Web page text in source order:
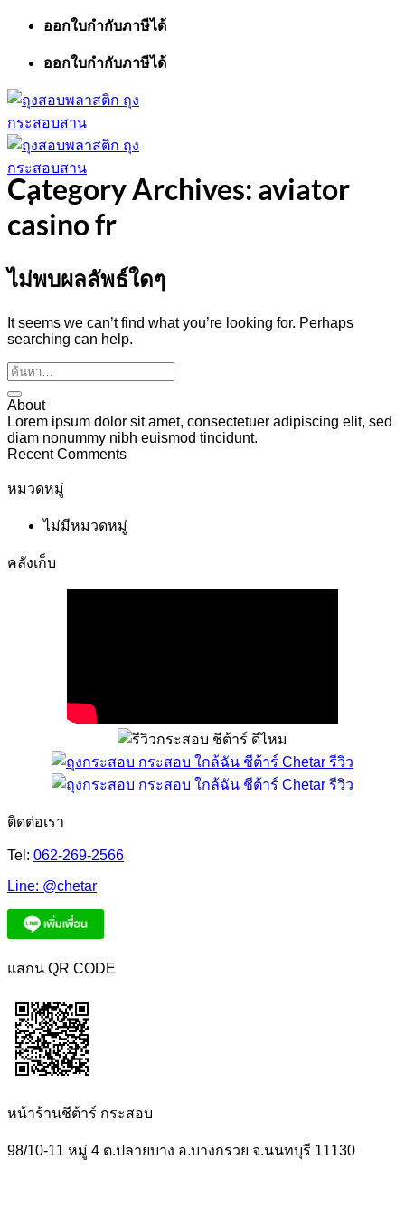
ข้าม
เนื้อหา
ออกใบกำกับภาษีได้
ออกใบกำกับภาษีได้
Category Archives: aviator
casino fr
ไม่พบผลลัพธ์ใดๆ
It seems we can’t find what you’re looking for. Perhaps
searching can help.
About
Lorem ipsum dolor sit amet, consectetuer adipiscing elit, sed
diam nonummy nibh euismod tincidunt.
Recent Comments
หมวดหมู่
ไม่มีหมวดหมู่
คลังเก็บ
ติดต่อเรา
Tel: 062-269-2566
Line: @chetar
แสกน QR CODE
หน้าร้านชีต้าร์ กระสอบ
98/10-11 หมู่ 4 ต.ปลายบาง อ.บางกรวย จ.นนทบุรี 11130